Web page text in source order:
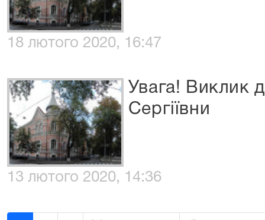
18 лютого 2020, 16:47
Увага! Виклик
Сергіївни
13 лютого 2020, 14:36